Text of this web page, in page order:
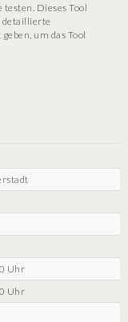
Dieses Tool
detaillierte
um das Tool
Uhr
Uhr